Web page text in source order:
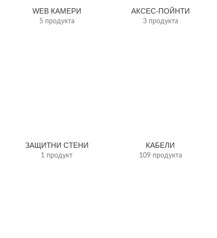
WEB КАМЕРИ
5 продукта
АКСЕС-ПОЙНТИ
3 продукта
ЗАЩИТНИ СТЕНИ
1 продукт
КАБЕЛИ
109 продукта